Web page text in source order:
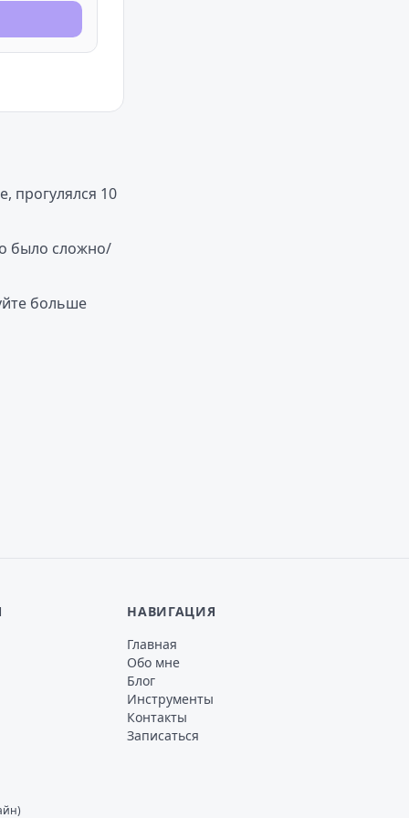
прогулялся 10
было сложно/
больше
НАВИГАЦИЯ
Главная
Обо мне
Блог
Инструменты
Контакты
Записаться